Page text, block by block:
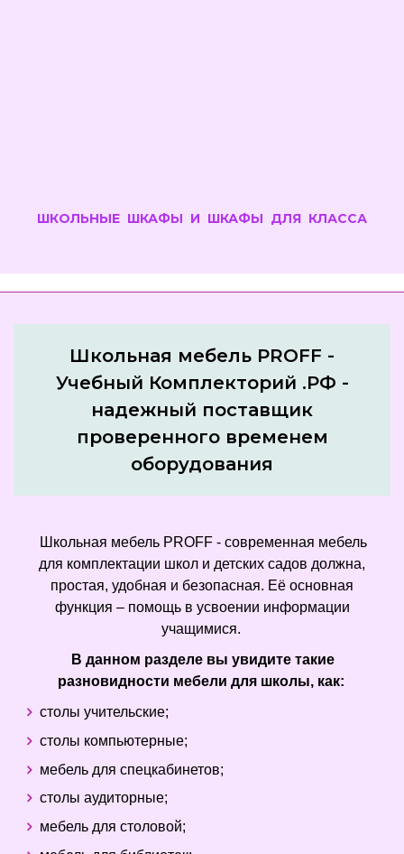
ШКОЛЬНЫЕ ШКАФЫ И ШКАФЫ ДЛЯ КЛАССА
Школьная мебель PROFF -
Учебный Комплекторий .РФ -
надежный поставщик
проверенного временем
оборудования
Школьная мебель PROFF - современная мебель
для комплектации школ и детских садов должна,
простая, удобная и безопасная. Её основная
функция – помощь в усвоении информации
учащимися.
В данном разделе вы увидите такие
разновидности мебели для школы, как:
столы учительские;
столы компьютерные;
мебель для спецкабинетов;
столы аудиторные;
мебель для столовой;